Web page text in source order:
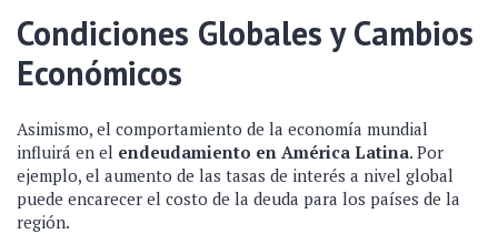
Condiciones Globales y Cambios
Económicos
Asimismo, el comportamiento de la economía mundial
influirá en el endeudamiento en América Latina. Por
ejemplo, el aumento de las tasas de interés a nivel global
puede encarecer el costo de la deuda para los países de la
región.